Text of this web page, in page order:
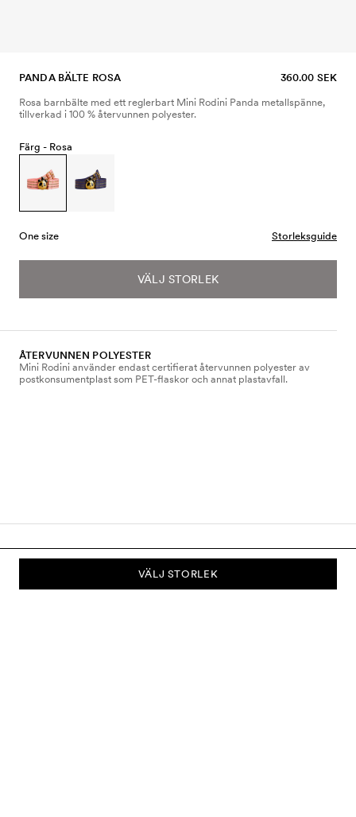
PANDA BÄLTE ROSA 360.00 SEK
Rosa barnbälte med ett reglerbart Mini Rodini Panda metallspänne,
tillverkad i 100 % återvunnen polyester.
Färg - Rosa
One size Storleksguide
VÄLJ STORLEK
ÅTERVUNNEN POLYESTER
Mini Rodini använder endast certifierat återvunnen polyester av
postkonsumentplast som PET-flaskor och annat plastavfall.
VÄLJ STORLEK